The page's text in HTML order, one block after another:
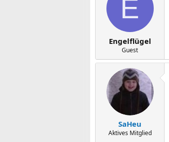
E
Engelflügel
Guest
SaHeu
Aktives Mitglied